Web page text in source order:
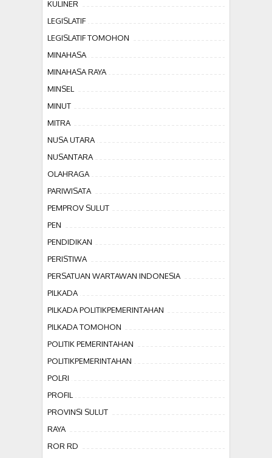
KULINER
LEGISLATIF
LEGISLATIF TOMOHON
MINAHASA
MINAHASA RAYA
MINSEL
MINUT
MITRA
NUSA UTARA
NUSANTARA
OLAHRAGA
PARIWISATA
PEMPROV SULUT
PEN
PENDIDIKAN
PERISTIWA
PERSATUAN WARTAWAN INDONESIA
PILKADA
PILKADA POLITIKPEMERINTAHAN
PILKADA TOMOHON
POLITIK PEMERINTAHAN
POLITIKPEMERINTAHAN
POLRI
PROFIL
PROVINSI SULUT
RAYA
ROR RD